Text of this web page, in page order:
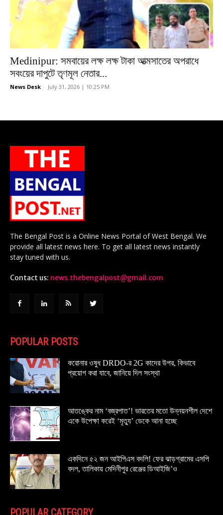
Medinipur: সমবায়ের লক্ষ লক্ষ টাকা আত্মসাতের অপরাধে
সবংয়ের দাপুটে তৃণমূল নেতার...
News Desk - July 31, 2026 | 10:25 PM
The Bengal Post is a Online News Portal of West Bengal. We
provide all latest news here. To get all latest news instantly
stay tuned with us.
Contact us: news.thebengalpost@gmail.com
POPULAR POSTS
করোনার ওষুধ DRDO-র 2G কাদের উপর, কিভাবে
প্রয়োগ করা যাবে, জানিয়ে দিল সংস্থা
আতঙ্কের নাম ‘বজ্রপাত’! ভারতের মতো উন্নয়নশীল দেশে
একে উপেক্ষা করেই ‘মৃত্যু’ ডেকে আনা হচ্ছে
একদিনে ৫২ জন আইপিএস বদলি! ফের ঝাড়গ্রামের এসপি
বদল, তালিকায় মেদিনীপুর রেঞ্জের ডিআইজি’ও